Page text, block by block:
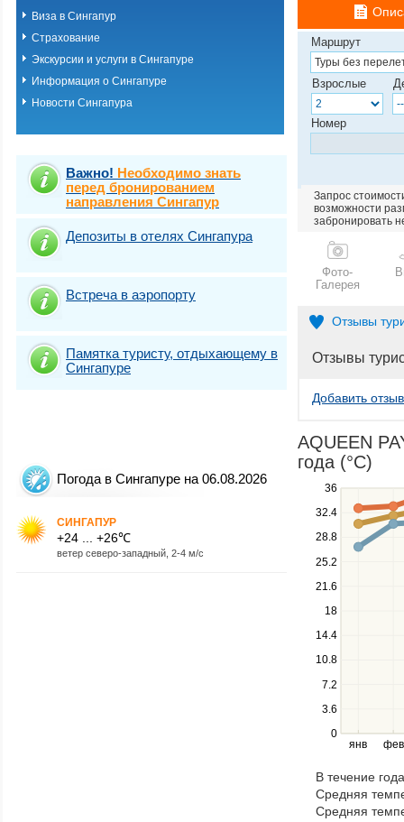
Виза в Сингапур
Страхование
Экскурсии и услуги в Сингапуре
Информация о Сингапуре
Новости Сингапура
Важно! Необходимо знать
перед бронированием
направления Сингапур
Депозиты в отелях Сингапура
Встреча в аэропорту
Памятка туристу, отдыхающему в
Сингапуре
Погода в Сингапуре на 06.08.2026
СИНГАПУР
+24 ... +26℃
ветер северо-западный, 2-4 м/с
Маршрут
Взрослые
Номер
Запрос
возможности
забронировать
Фото-
Галерея
Отзывы
Отзывы
Добавить отзыв
AQUEEN
года (°C)
янв фев
0
3.6
7.2
10.8
14.4
18
21.6
25.2
28.8
32.4
36
Use
the
and
down
to
navigate
series.
Use
the
and
right
navigate
through
items
В течение
Средняя
Средняя